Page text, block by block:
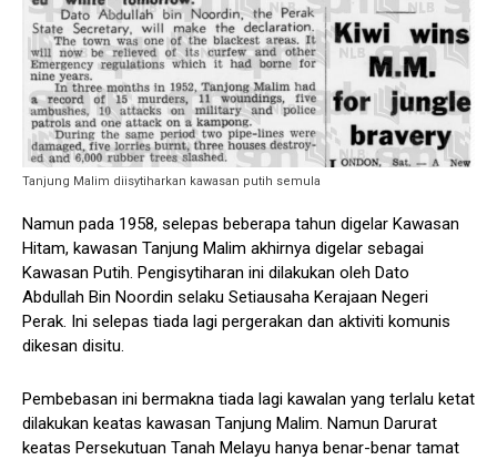
Tanjung Malim diisytiharkan kawasan putih semula
Namun pada 1958, selepas beberapa tahun digelar Kawasan
Hitam, kawasan Tanjung Malim akhirnya digelar sebagai
Kawasan Putih. Pengisytiharan ini dilakukan oleh Dato
Abdullah Bin Noordin selaku Setiausaha Kerajaan Negeri
Perak. Ini selepas tiada lagi pergerakan dan aktiviti komunis
dikesan disitu.
Pembebasan ini bermakna tiada lagi kawalan yang terlalu ketat
dilakukan keatas kawasan Tanjung Malim. Namun Darurat
keatas Persekutuan Tanah Melayu hanya benar-benar tamat